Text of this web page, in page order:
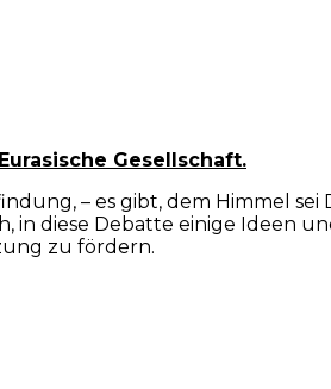
Eurasische Gesellschaft.
– es gibt, dem Himmel
in diese Debatte einige Ideen
zu fördern.